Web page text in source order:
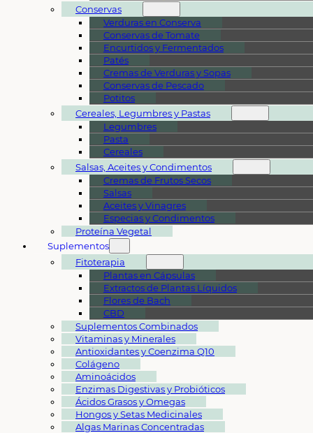
Conservas
Verduras en Conserva
Conservas de Tomate
Encurtidos y Fermentados
Patés
Cremas de Verduras y Sopas
Conservas de Pescado
Potitos
Cereales, Legumbres y Pastas
Legumbres
Pasta
Cereales
Salsas, Aceites y Condimentos
Cremas de Frutos Secos
Salsas
Aceites y Vinagres
Especias y Condimentos
Proteína Vegetal
Suplementos
Fitoterapia
Plantas en Cápsulas
Extractos de Plantas Líquidos
Flores de Bach
CBD
Suplementos Combinados
Vitaminas y Minerales
Antioxidantes y Coenzima Q10
Colágeno
Aminoácidos
Enzimas Digestivas y Probióticos
Ácidos Grasos y Omegas
Hongos y Setas Medicinales
Algas Marinas Concentradas